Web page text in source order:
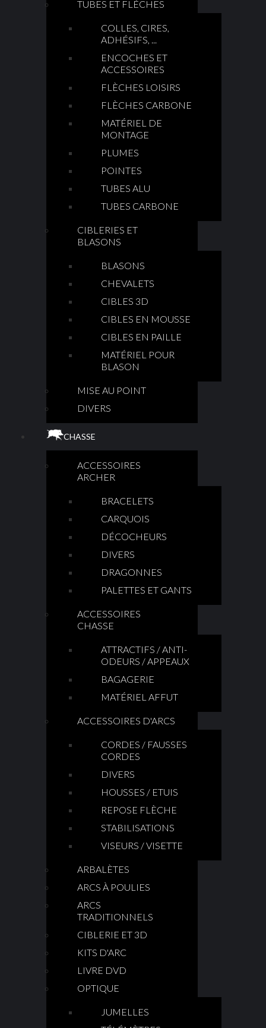
TUBES ET FLÉCHES
COLLES, CIRES,
ADHÉSIFS, ...
ENCOCHES ET
ACCESSOIRES
FLÈCHES LOISIRS
FLÈCHES CARBONE
MATÉRIEL DE
MONTAGE
PLUMES
POINTES
TUBES ALU
TUBES CARBONE
CIBLERIES ET
BLASONS
BLASONS
CHEVALETS
CIBLES 3D
CIBLES EN MOUSSE
CIBLES EN PAILLE
MATÉRIEL POUR
BLASON
MISE AU POINT
DIVERS
CHASSE
ACCESSOIRES
ARCHER
BRACELETS
CARQUOIS
DÉCOCHEURS
DIVERS
DRAGONNES
PALETTES ET GANTS
ACCESSOIRES
CHASSE
ATTRACTIFS / ANTI-
ODEURS / APPEAUX
BAGAGERIE
MATÉRIEL AFFUT
ACCESSOIRES D'ARCS
CORDES / FAUSSES
CORDES
DIVERS
HOUSSES / ETUIS
REPOSE FLÈCHE
STABILISATIONS
VISEURS / VISETTE
ARBALÈTES
ARCS À POULIES
ARCS
TRADITIONNELS
CIBLERIE ET 3D
KITS D'ARC
LIVRE DVD
OPTIQUE
JUMELLES